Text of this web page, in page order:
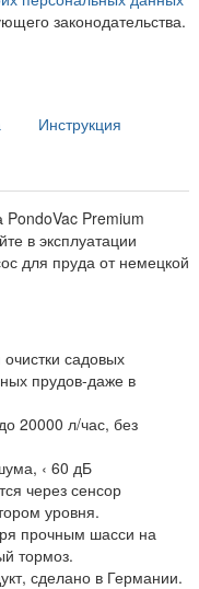
законодательства.
Инструкция
Premium
в эксплуатации
для пруда от немецкой
садовых
прудов-даже в
20000 л/час, без
‹ 60 дБ
через сенсор
уровня.
прочным шасси на
тормоз.
сделано в Германии.